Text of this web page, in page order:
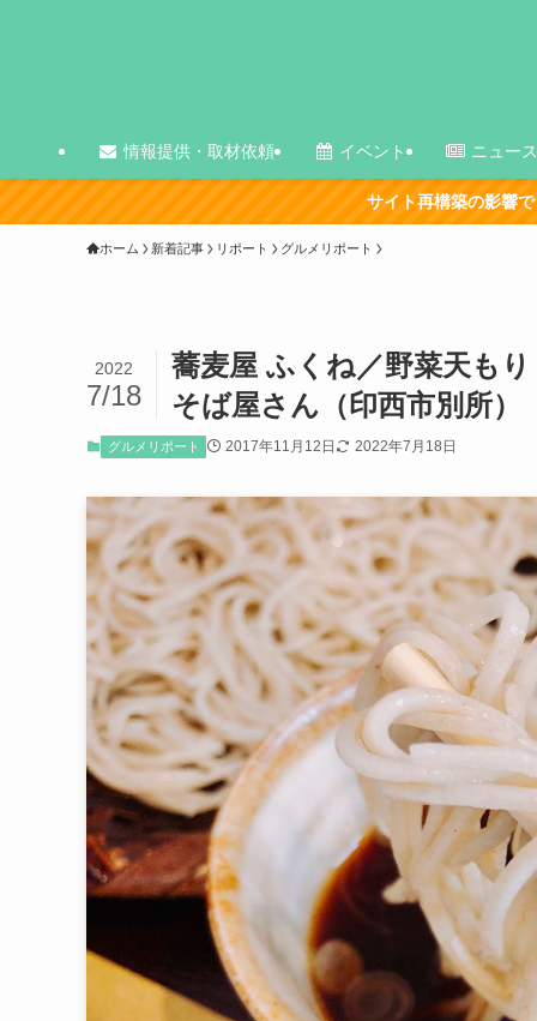
情報提供・取材依頼 イベント ニュース
サイト再構築の影響で、古い記事を中心に表示
ホーム 新着記事 リポート グルメリポート
蕎麦屋 ふくね／野菜天も
そば屋さん（印西市別所）
2022
7/18
グルメリポート 2017年11月12日 2022年7月18日